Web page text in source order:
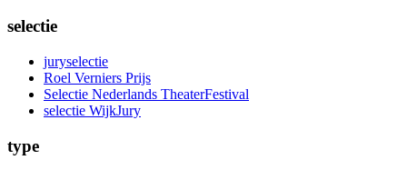
selectie
juryselectie
Roel Verniers Prijs
Selectie Nederlands TheaterFestival
selectie WijkJury
type